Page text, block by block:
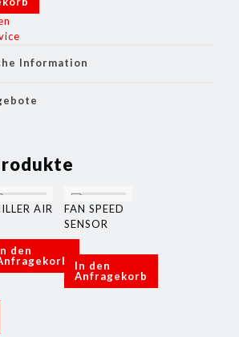
Information
AIR
den
FAN SPEED
SENSOR
In den
Anfragekorb